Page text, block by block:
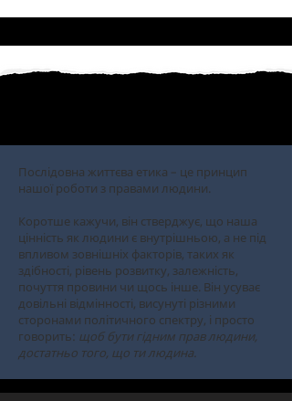
Послідовна життєва етика – це принцип
нашої роботи з правами людини.
Коротше кажучи, він стверджує, що наша
цінність як людини є внутрішньою, а не під
впливом зовнішніх факторів, таких як
здібності, рівень розвитку, залежність,
почуття провини чи щось інше. Він усуває
довільні відмінності, висунуті різними
сторонами політичного спектру, і просто
говорить: щоб бути гідним прав людини,
достатньо того, що ти людина.